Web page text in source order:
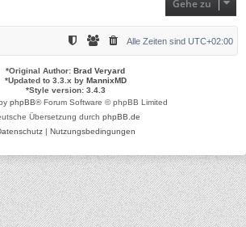
Gehe zu
Alle Zeiten sind UTC+02:00
*Original Author: Brad Veryard
*Updated to 3.3.x by MannixMD
*Style version: 3.4.3
phpBB® Forum Software © phpBB Limited
Übersetzung durch phpBB.de
| Nutzungsbedingungen